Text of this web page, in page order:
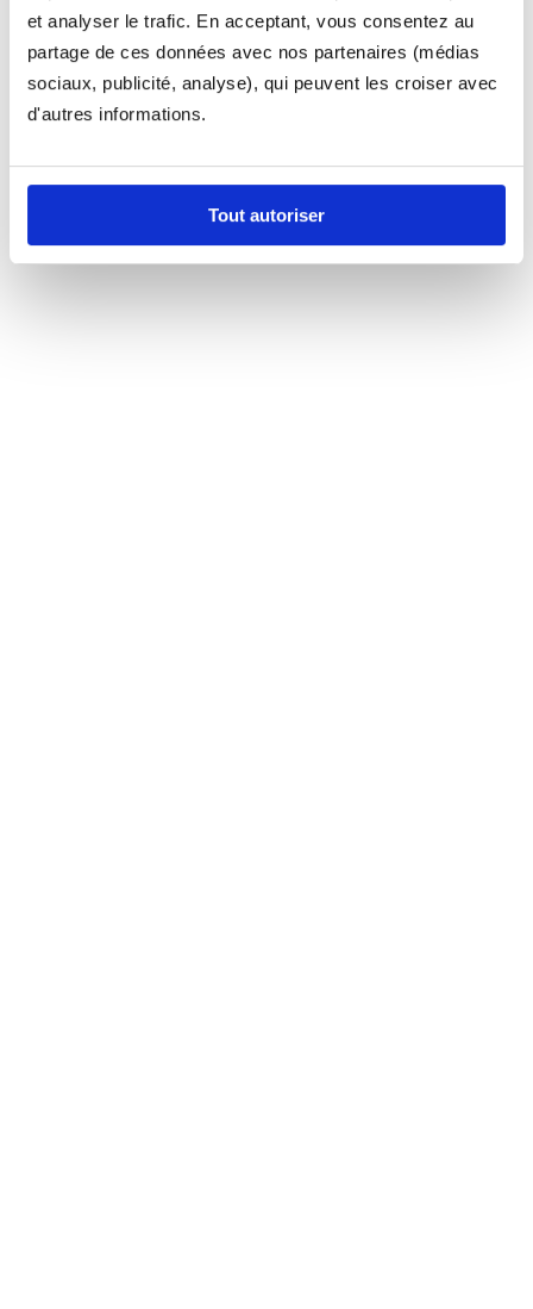
et analyser le trafic. En acceptant, vous consentez au
partage de ces données avec nos partenaires (médias
sociaux, publicité, analyse), qui peuvent les croiser avec
d'autres informations.
Tout autoriser